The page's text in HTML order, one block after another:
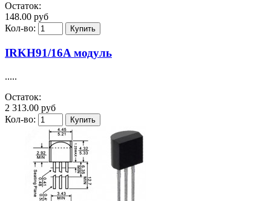
Остаток:
148.00 руб
Кол-во:
IRKH91/16A модуль
.....
Остаток:
2 313.00 руб
Кол-во: